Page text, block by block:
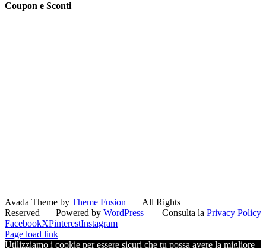
Coupon e Sconti
Avada Theme by Theme Fusion | All Rights
Reserved | Powered by WordPress | Consulta la Privacy Policy
FacebookXPinterestInstagram
Page load link
Utilizziamo i cookie per essere sicuri che tu possa avere la migliore